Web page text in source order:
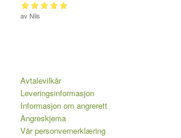
Vurdert
av Nils
Avtalevilkår
Leveringsinformasjon
Informasjon om angrerett
Angreskjema
Vår personvernerklæring